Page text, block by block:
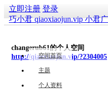
立即注册 登录
巧小君 qiaoxiaojun.vip 小君
changerub61的个人空间
http://qiaoxiaojun.vip/?2304005
空间首页
主题
个人资料